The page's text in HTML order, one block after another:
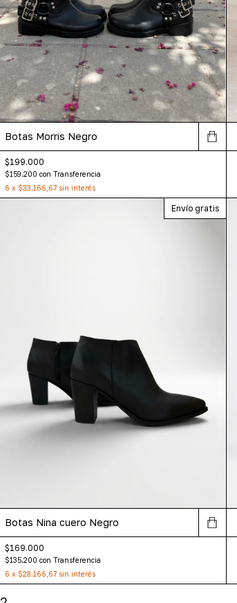
Botas Morris Negro
$199.000
$159.200 con Transferencia
6 x $33.166,67 sin interés
Envío gratis
Botas Nina cuero Negro
$169.000
$135.200 con Transferencia
6 x $28.166,67 sin interés